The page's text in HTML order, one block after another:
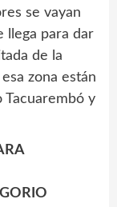
se vayan
llega para dar
de la
zona están
Tacuarembó y